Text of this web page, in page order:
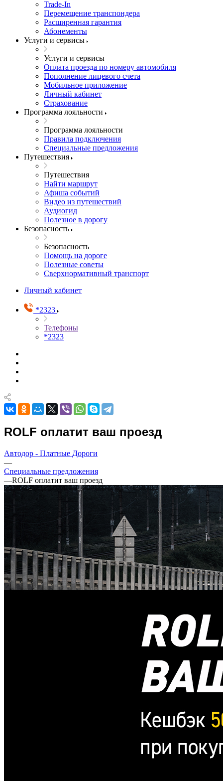
Trade-In
Перемещение транспондера
Расширенная гарантия
Абонементы
Услуги и сервисы
Услуги и сервисы
Оплата проезда по номеру автомобиля
Пополнение лицевого счета
Мобильное приложение
Личный кабинет
Страхование
Программа лояльности
Программа лояльности
Правила подключения
Специальные предложения
Путешествия
Путешествия
Найти маршрут
Афиша событий
Видео из путешествий
Аудиогид
Полезное в дорогу
Безопасность
Безопасность
Помощь на дороге
Полезные советы
Сверхнормативный транспорт
Личный кабинет
*2323
Телефоны
*2323
ROLF оплатит ваш проезд
Автодор - Платные Дороги
—
Специальные предложения
—ROLF оплатит ваш проезд